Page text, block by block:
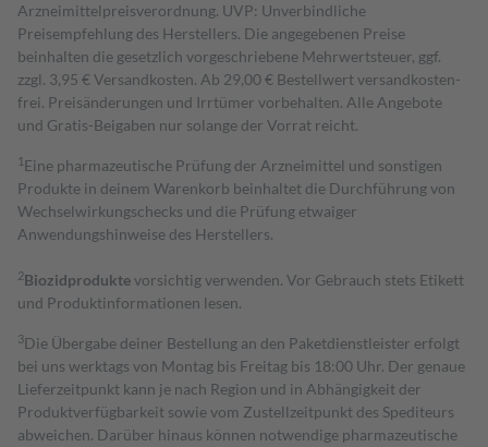
Arzneimittelpreisverordnung. UVP: Unverbindliche
Preisempfehlung des Herstellers. Die angegebenen Preise
beinhalten die gesetzlich vorgeschriebene Mehrwertsteuer, ggf.
zzgl. 3,95 € Versandkosten. Ab 29,00 € Bestell­wert versand­kosten­
frei. Preisänderungen und Irrtümer vorbehalten. Alle Angebote
und Gratis-Beigaben nur solange der Vorrat reicht.
1 Eine pharmazeutische Prüfung der Arzneimittel und sonstigen
Produkte in deinem Warenkorb beinhaltet die Durchführung von
Wechselwirkungschecks und die Prüfung etwaiger
Anwendungshinweise des Herstellers.
2Biozidproduktevorsichtig verwenden. Vor Gebrauch stets Etikett
und Produktinformationen lesen.
3Die Übergabe deiner Bestellung an den Paketdienstleister erfolgt
bei uns werktags von Montag bis Freitag bis 18:00 Uhr. Der genaue
Lieferzeitpunkt kann je nach Region und in Abhängigkeit der
Produktverfügbarkeit sowie vom Zustellzeitpunkt des Spediteurs
abweichen. Darüber hinaus können notwendige pharmazeutische